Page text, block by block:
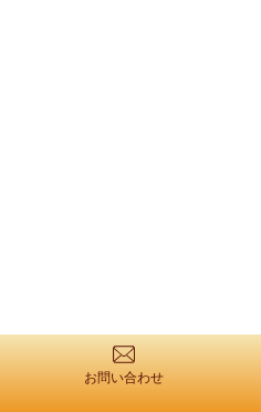
お問い合わせ
受付時間 8:00〜20:00